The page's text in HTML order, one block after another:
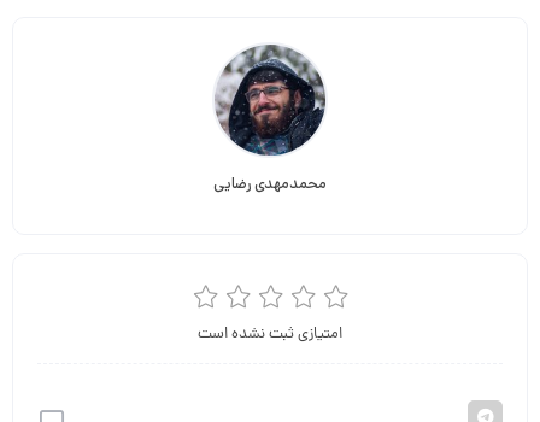
محمدمهدی رضایی
امتیازی ثبت نشده است